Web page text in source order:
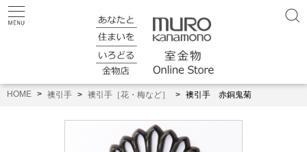
HOME 襖引手 襖引手［花・梅など］ 襖引手 赤銅鬼菊